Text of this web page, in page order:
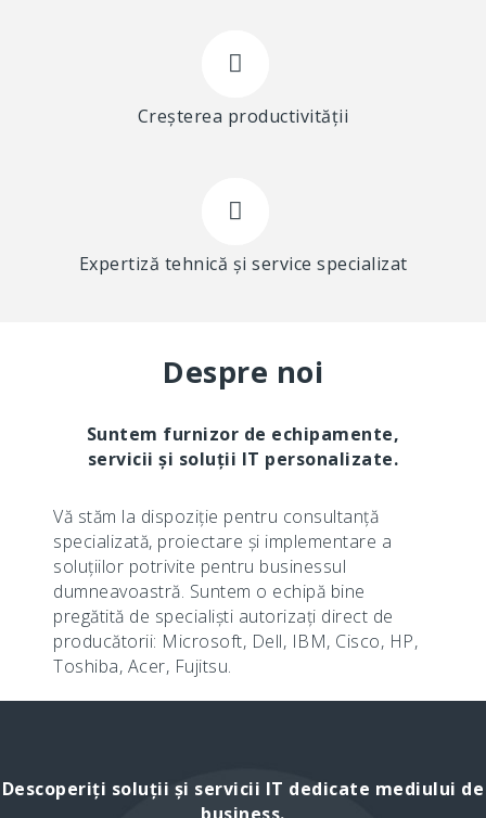
Creșterea productivității
Expertiză tehnică și service specializat
Despre noi
Suntem furnizor de echipamente,
servicii și soluții IT personalizate.
Vă stăm la dispoziție pentru consultanță
specializată, proiectare și implementare a
soluțiilor potrivite pentru businessul
dumneavoastră. Suntem o echipă bine
pregătită de specialiști autorizați direct de
producătorii: Microsoft, Dell, IBM, Cisco, HP,
Toshiba, Acer, Fujitsu.
Descoperiți soluții și servicii IT dedicate mediului de
business.